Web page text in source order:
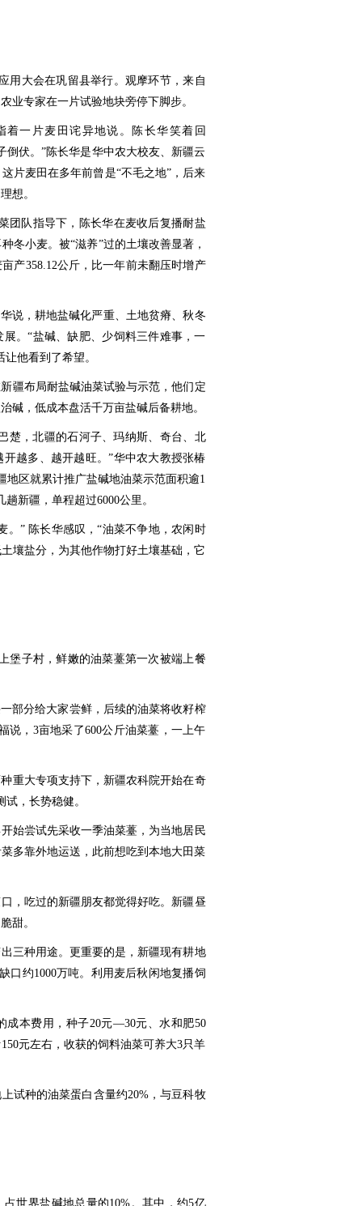
用大会在巩留县举行。观摩环节，来自
业专家在一片试验地块旁停下脚步。
着一片麦田诧异地说。陈长华笑着回
倒伏。”陈长华是华中农大校友、新疆云
片麦田在多年前曾是“不毛之地”，后来
想。
团队指导下，陈长华在麦收后复播耐盐
冬小麦。被“滋养”过的土壤改善显著，
产358.12公斤，比一年前未翻压时增产
说，耕地盐碱化严重、土地贫瘠、秋冬
。“盐碱、缺肥、少饲料三件难事，一
他看到了希望。
疆布局耐盐碱油菜试验与示范，他们定
碱，低成本盘活千万亩盐碱后备耕地。
楚，北疆的石河子、玛纳斯、奇台、北
越多、越开越旺。”华中农大教授张椿
区就累计推广盐碱地油菜示范面积逾1
新疆，单程超过6000公里。
。” 陈长华感叹，“油菜不争地，农闲时
壤盐分，为其他作物打好土壤基础，它
堡子村，鲜嫩的油菜薹第一次被端上餐
部分给大家尝鲜，后续的油菜将收籽榨
说，3亩地采了600公斤油菜薹，一上午
重大专项支持下，新疆农科院开始在奇
，长势稳健。
始尝试先采收一季油菜薹，为当地居民
多靠外地运送，此前想吃到本地大田菜
，吃过的新疆朋友都觉得好吃。新疆昼
甜。
三种用途。更重要的是，新疆现有耕地
口约1000万吨。利用麦后秋闲地复播饲
成本费用，种子20元—30元、水和肥50
元左右，收获的饲料油菜可养大3只羊
试种的油菜蛋白含量约20%，与豆科牧
世界盐碱地总量的10%。其中，约5亿